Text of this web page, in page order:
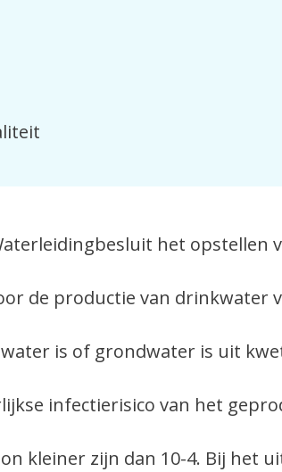
het opstellen
de productie van drinkwater
is of grondwater is uit
infectierisico van het
kleiner zijn dan 10-4. Bij het